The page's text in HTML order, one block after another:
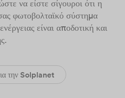
να είστε σίγουροι ότι η
φωτοβολταϊκό σύστημα
είναι αποδοτική και
την Solplanet